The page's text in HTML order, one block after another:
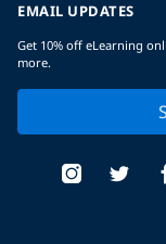
EMAIL UPDATES
Get 10% off eLearning
more.